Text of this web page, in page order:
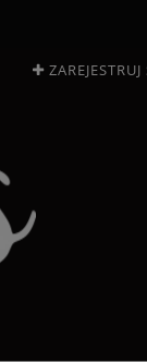
ZAREJESTRUJ